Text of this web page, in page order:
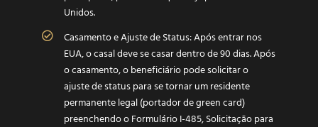
Unidos.
Casamento e Ajuste de Status: Após entrar nos
EUA, o casal deve se casar dentro de 90 dias. Após
o casamento, o beneficiário pode solicitar o
ajuste de status para se tornar um residente
permanente legal (portador de green card)
preenchendo o Formulário I-485, Solicitação para